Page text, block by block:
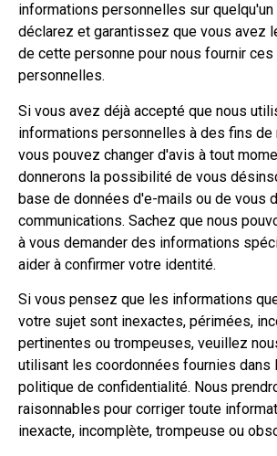
informations personnelles sur quelqu'un
déclarez et garantissez que vous avez
de cette personne pour nous fournir
personnelles.
Si vous avez déjà accepté que nous
informations personnelles à des fins de
vous pouvez changer d'avis à tout
donnerons la possibilité de vous
base de données d'e-mails ou de vous
communications. Sachez que nous
à vous demander des informations
aider à confirmer votre identité.
Si vous pensez que les informations
votre sujet sont inexactes, périmées,
pertinentes ou trompeuses, veuillez
utilisant les coordonnées fournies dans
politique de confidentialité. Nous
raisonnables pour corriger toute
inexacte, incomplète, trompeuse ou